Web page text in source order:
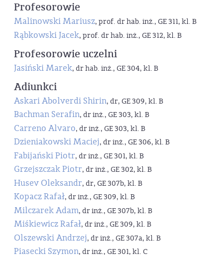
Profesorowie
Malinowski Mariusz, prof. dr hab. inż., GE 311, kl. B
Rąbkowski Jacek, prof. dr hab. inż., GE 312, kl. B
Profesorowie uczelni
Jasiński Marek, dr hab. inż., GE 304, kl. B
Adiunkci
Askari Abolverdi Shirin, dr, GE 309, kl. B
Bachman Serafin, dr inż., GE 303, kl. B
Carreno Alvaro, dr inż., GE 303, kl. B
Dzieniakowski Maciej, dr inż., GE 306, kl. B
Fabijański Piotr, dr inż., GE 301, kl. B
Grzejszczak Piotr, dr inż., GE 302, kl. B
Husev Oleksandr, dr, GE 307b, kl. B
Kopacz Rafał, dr inż., GE 309, kl. B
Milczarek Adam, dr inż., GE 307b, kl. B
Miśkiewicz Rafał, dr inż., GE 309, kl. B
Olszewski Andrzej, dr inż., GE 307a, kl. B
Piasecki Szymon, dr inż., GE 301, kl. C